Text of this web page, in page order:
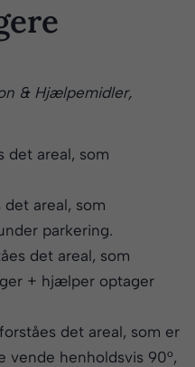
& Hjælpemidler,
det areal, som
det areal, som
parkering.
det areal, som
+ hjælper optager
det areal, som er
vende henholdsvis 90°,